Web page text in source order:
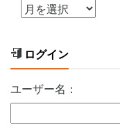
ログイン
ユーザー名：